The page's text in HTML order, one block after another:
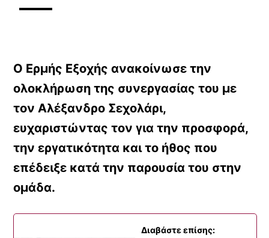
Ο Ερμής Εξοχής ανακοίνωσε την
ολοκλήρωση της συνεργασίας του με
τον Αλέξανδρο Σεχολάρι,
ευχαριστώντας τον για την προσφορά,
την εργατικότητα και το ήθος που
επέδειξε κατά την παρουσία του στην
ομάδα.
Διαβάστε επίσης: